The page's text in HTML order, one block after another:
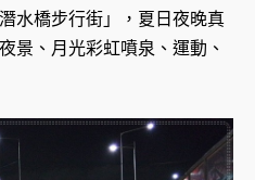
水橋步行街」，夏日夜晚真
景、月光彩虹噴泉、運動、